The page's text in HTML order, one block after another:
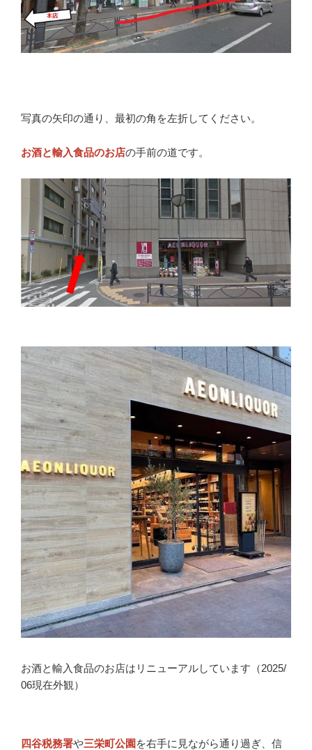
写真の矢印の通り、最初の角を左折してください。
お酒と輸入食品のお店の手前の道です。
お酒と輸入食品のお店はリニューアルしています（2025/
06現在外観）
四谷税務署や三栄町公園 を右手に見ながら通り過ぎ、信